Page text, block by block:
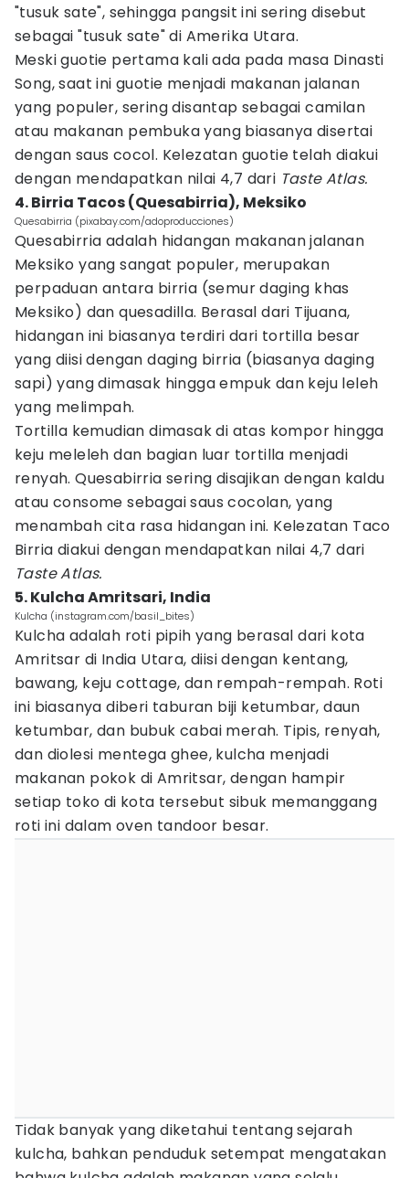
"tusuk sate", sehingga pangsit ini sering disebut
sebagai "tusuk sate" di Amerika Utara.
Meski guotie pertama kali ada pada masa Dinasti
Song, saat ini guotie menjadi makanan jalanan
yang populer, sering disantap sebagai camilan
atau makanan pembuka yang biasanya disertai
dengan saus cocol. Kelezatan guotie telah diakui
dengan mendapatkan nilai 4,7 dari Taste Atlas.
4. Birria Tacos (Quesabirria), Meksiko
Quesabirria (pixabay.com/adoproducciones)
Quesabirria adalah hidangan makanan jalanan
Meksiko yang sangat populer, merupakan
perpaduan antara birria (semur daging khas
Meksiko) dan quesadilla. Berasal dari Tijuana,
hidangan ini biasanya terdiri dari tortilla besar
yang diisi dengan daging birria (biasanya daging
sapi) yang dimasak hingga empuk dan keju leleh
yang melimpah.
Tortilla kemudian dimasak di atas kompor hingga
keju meleleh dan bagian luar tortilla menjadi
renyah. Quesabirria sering disajikan dengan kaldu
atau consome sebagai saus cocolan, yang
menambah cita rasa hidangan ini. Kelezatan Taco
Birria diakui dengan mendapatkan nilai 4,7 dari
Taste Atlas.
5. Kulcha Amritsari, India
Kulcha (instagram.com/basil_bites)
Kulcha adalah roti pipih yang berasal dari kota
Amritsar di India Utara, diisi dengan kentang,
bawang, keju cottage, dan rempah-rempah. Roti
ini biasanya diberi taburan biji ketumbar, daun
ketumbar, dan bubuk cabai merah. Tipis, renyah,
dan diolesi mentega ghee, kulcha menjadi
makanan pokok di Amritsar, dengan hampir
setiap toko di kota tersebut sibuk memanggang
roti ini dalam oven tandoor besar.
Tidak banyak yang diketahui tentang sejarah
kulcha, bahkan penduduk setempat mengatakan